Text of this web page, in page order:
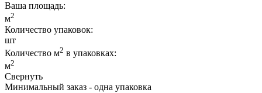
Ваша площадь:
м2
Количество упаковок:
шт
Количество м2 в упаковках:
м2
Свернуть
Минимальный заказ - одна упаковка